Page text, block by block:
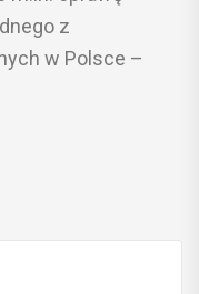
z
w Polsce –